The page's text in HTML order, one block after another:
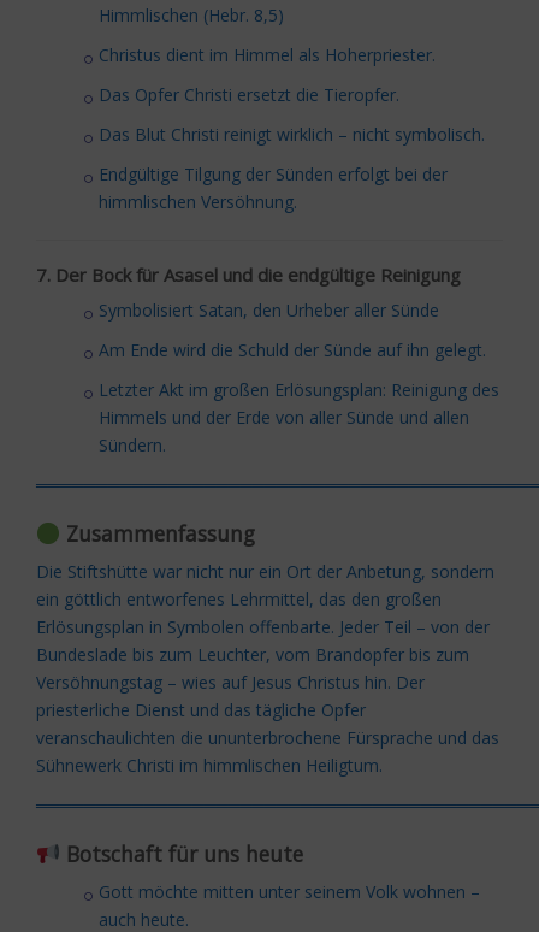
Himmlischen (Hebr. 8,5)
Christus dient im Himmel als Hoherpriester.
Das Opfer Christi ersetzt die Tieropfer.
Das Blut Christi reinigt wirklich – nicht symbolisch.
Endgültige Tilgung der Sünden erfolgt bei der
himmlischen Versöhnung.
7. Der Bock für Asasel und die endgültige Reinigung
Symbolisiert Satan, den Urheber aller Sünde
Am Ende wird die Schuld der Sünde auf ihn gelegt.
Letzter Akt im großen Erlösungsplan: Reinigung des
Himmels und der Erde von aller Sünde und allen
Sündern.
Zusammenfassung
Die Stiftshütte war nicht nur ein Ort der Anbetung, sondern
ein göttlich entworfenes Lehrmittel, das den großen
Erlösungsplan in Symbolen offenbarte. Jeder Teil – von der
Bundeslade bis zum Leuchter, vom Brandopfer bis zum
Versöhnungstag – wies auf Jesus Christus hin. Der
priesterliche Dienst und das tägliche Opfer
veranschaulichten die ununterbrochene Fürsprache und das
Sühnewerk Christi im himmlischen Heiligtum.
Botschaft für uns heute
Gott möchte mitten unter seinem Volk wohnen –
auch heute.